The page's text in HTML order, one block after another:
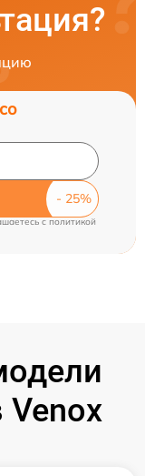
c политикой
Venox